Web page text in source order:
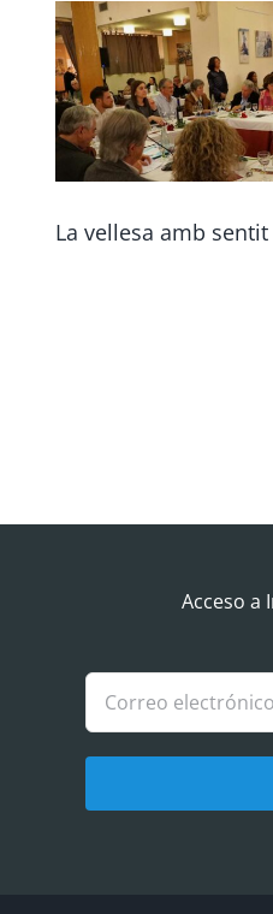
La vellesa amb sentit
Acceso a